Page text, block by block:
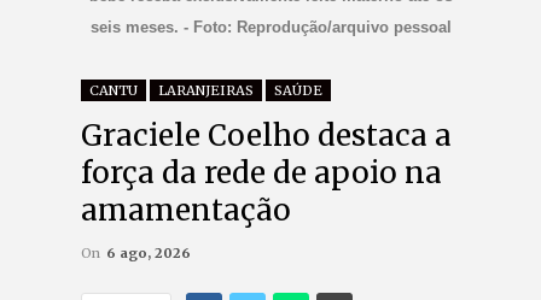
seis meses. - Foto: Reprodução/arquivo pessoal
CANTU LARANJEIRAS SAÚDE
Graciele Coelho destaca a
força da rede de apoio na
amamentação
On 6 ago, 2026